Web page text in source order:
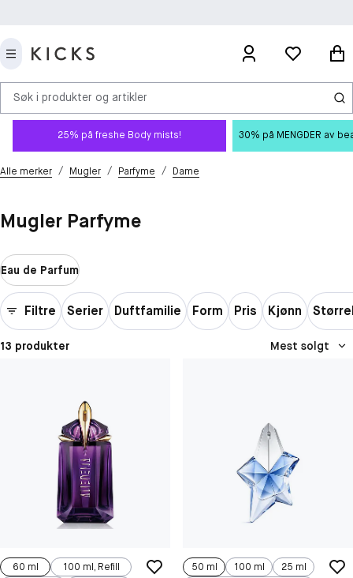
Søk i produkter og artikler
25% på freshe Body mists! 30% på MENGDER av
Alle merker / Mugler / Parfyme / Dame
Mugler Parfyme
Eau de Parfum
Filtre Serier Duftfamilie Form Pris Kjønn
13 produkter Mest solgt
60 ml
100 ml, Refill
50 ml 100 ml
25 ml